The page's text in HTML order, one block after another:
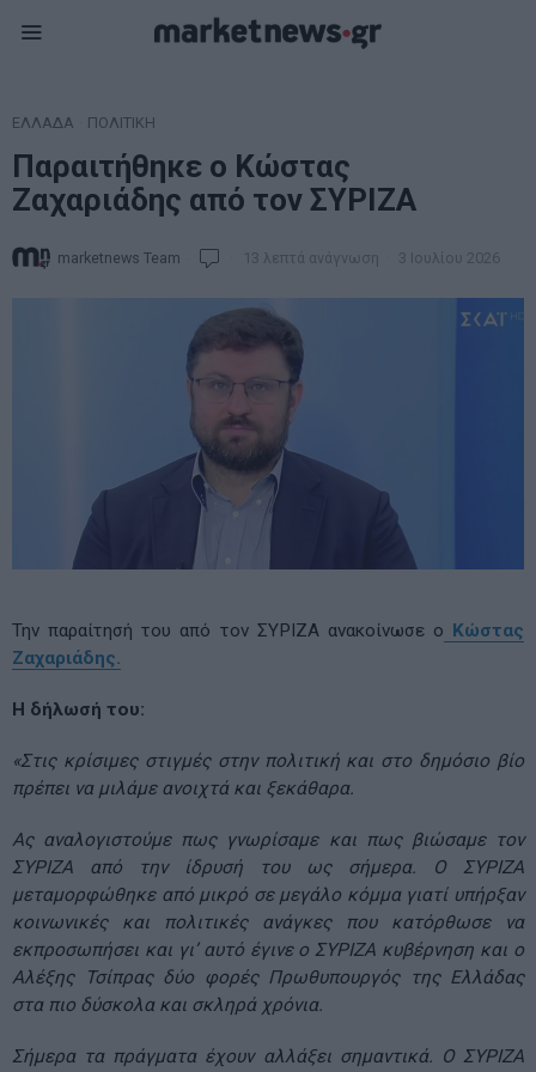
ΕΛΛΑΔΑ ΠΟΛΙΤΙΚΗ
Παραιτήθηκε ο Κώστας
Ζαχαριάδης από τον ΣΥΡΙΖΑ
marketnews Team 13 λεπτά ανάγνωση 3 Ιουλίου 2026
Την παραίτησή του από τον ΣΥΡΙΖΑ ανακοίνωσε ο Κώστας
Ζαχαριάδης.
H δήλωσή του:
«Στις κρίσιμες στιγμές στην πολιτική και στο δημόσιο βίο
πρέπει να μιλάμε ανοιχτά και ξεκάθαρα.
Ας αναλογιστούμε πως γνωρίσαμε και πως βιώσαμε τον
ΣΥΡΙΖΑ από την ίδρυσή του ως σήμερα. Ο ΣΥΡΙΖΑ
μεταμορφώθηκε από μικρό σε μεγάλο κόμμα γιατί υπήρξαν
κοινωνικές και πολιτικές ανάγκες που κατόρθωσε να
εκπροσωπήσει και γι’ αυτό έγινε ο ΣΥΡΙΖΑ κυβέρνηση και ο
Αλέξης Τσίπρας δύο φορές Πρωθυπουργός της Ελλάδας
στα πιο δύσκολα και σκληρά χρόνια.
Σήμερα τα πράγματα έχουν αλλάξει σημαντικά. Ο ΣΥΡΙΖΑ